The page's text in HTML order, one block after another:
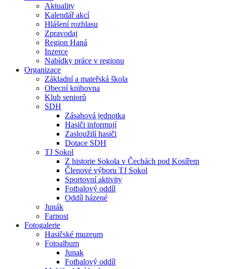
Aktuality
Kalendář akcí
Hlášení rozhlasu
Zpravodaj
Region Haná
Inzerce
Nabídky práce v regionu
Organizace
Základní a mateřská škola
Obecní knihovna
Klub seniorů
SDH
Zásahová jednotka
Hasiči informují
Zasloužilí hasiči
Dotace SDH
TJ Sokol
Z historie Sokola v Čechách pod Kosířem
Členové výboru TJ Sokol
Sportovní aktivity
Fotbalový oddíl
Oddíl házené
Junák
Farnost
Fotogalerie
Hasičské muzeum
Fotoalbum
Junak
Fotbalový oddíl